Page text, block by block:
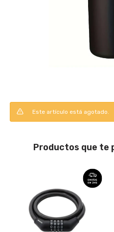
Este artículo está agotado.
Productos que te